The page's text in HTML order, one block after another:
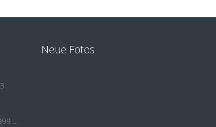
+49 (0)2384 53 999 24
Neue Fotos